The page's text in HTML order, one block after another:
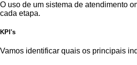
O uso de um sistema de atendimento
cada etapa.
KPI's
Vamos identificar quais os principais